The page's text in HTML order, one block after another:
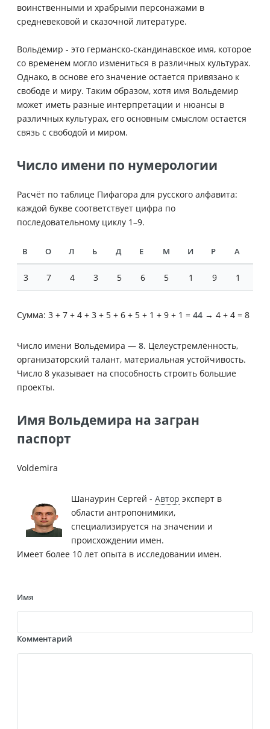
воинственными и храбрыми персонажами в
средневековой и сказочной литературе.
Вольдемир - это германско-скандинавское имя, которое
со временем могло измениться в различных культурах.
Однако, в основе его значение остается привязано к
свободе и миру. Таким образом, хотя имя Вольдемир
может иметь разные интерпретации и нюансы в
различных культурах, его основным смыслом остается
связь с свободой и миром.
Число имени по нумерологии
Расчёт по таблице Пифагора для русского алфавита:
каждой букве соответствует цифра по
последовательному циклу 1–9.
В О Л Ь Д Е М И Р А
3 7 4 3 5 6 5 1 9 1
Сумма: 3 + 7 + 4 + 3 + 5 + 6 + 5 + 1 + 9 + 1 = 44 → 4 + 4 = 8
Число имени Вольдемира — 8. Целеустремлённость,
организаторский талант, материальная устойчивость.
Число 8 указывает на способность строить большие
проекты.
Имя Вольдемира на загран
паспорт
Voldemira
Шанаурин Сергей - Автор эксперт в
области антропонимики,
специализируется на значении и
происхождении имен.
Имеет более 10 лет опыта в исследовании имен.
Имя
Комментарий